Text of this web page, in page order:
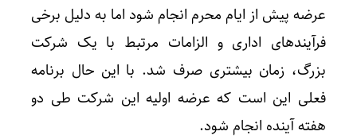
عرضه پیش از ایام محرم انجام شود اما به دلیل برخی
فرآیندهای اداری و الزامات مرتبط با یک شرکت
بزرگ، زمان بیشتری صرف شد. با این حال برنامه
فعلی این است که عرضه اولیه این شرکت طی دو
هفته آینده انجام شود.